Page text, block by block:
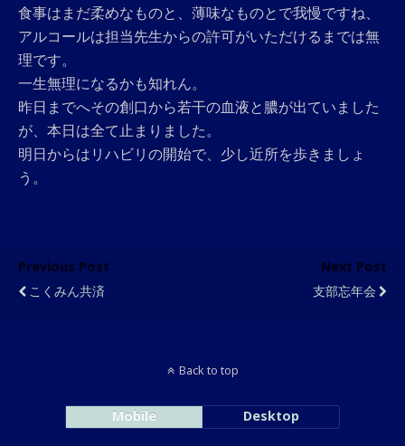
食事はまだ柔めなものと、薄味なものとで我慢ですね、
アルコールは担当先生からの許可がいただけるまでは無
理です。
一生無理になるかも知れん。
昨日までへその創口から若干の血液と膿が出ていました
が、本日は全て止まりました。
明日からはリハビリの開始で、少し近所を歩きましょ
う。
Previous Post
こくみん共済
Next Post
支部忘年会
Back to top
Mobile Desktop